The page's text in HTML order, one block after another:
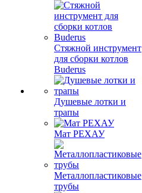
Стяжной инструмент
для сборки котлов
Buderus
Душевые лотки и
трапы
Мат РЕХАУ
Металлопластиковые
трубы